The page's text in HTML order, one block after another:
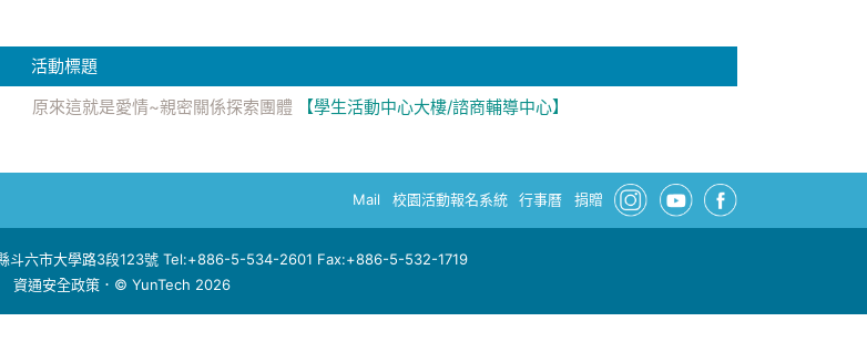
活動標題
原來這就是愛情~親密關係探索團體 【學生活動中心大樓/諮商輔導中心】
Mail 校園活動報名系統 行事曆 捐贈
斗六市大學路3段123號 Tel:+886-5-534-2601 Fax:+886-5-532-1719
資通安全政策 ．© YunTech 2026